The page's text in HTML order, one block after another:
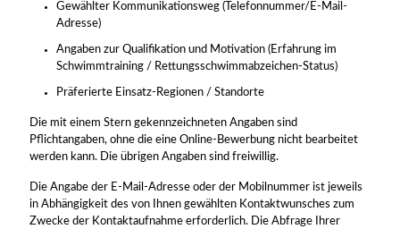
Gewählter Kommunikationsweg (Telefonnummer/E-Mail-
Adresse)
Angaben zur Qualifikation und Motivation (Erfahrung im
Schwimmtraining / Rettungsschwimmabzeichen-Status)
Präferierte Einsatz-Regionen / Standorte
Die mit einem Stern gekennzeichneten Angaben sind
Pflichtangaben, ohne die eine Online-Bewerbung nicht bearbeitet
werden kann. Die übrigen Angaben sind freiwillig.
Die Angabe der E-Mail-Adresse oder der Mobilnummer ist jeweils
in Abhängigkeit des von Ihnen gewählten Kontaktwunsches zum
Zwecke der Kontaktaufnahme erforderlich. Die Abfrage Ihrer